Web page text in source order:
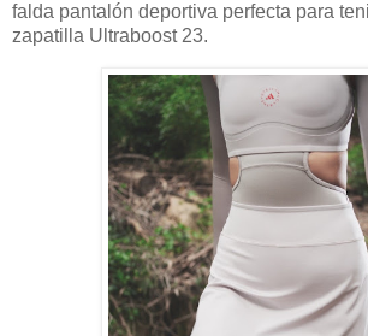
falda pantalón deportiva perfecta para
zapatilla Ultraboost 23.